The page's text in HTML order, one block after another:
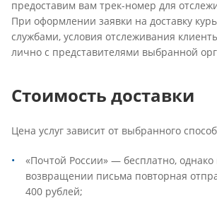
предоставим вам трек-номер для
При оформлении заявки на доставку
службами, условия отслеживания
лично с представителями выбранной
Стоимость доставки
Цена услуг зависит от выбранного
«Почтой России» — бесплатно, однако
возвращении письма повторная
400 рублей;